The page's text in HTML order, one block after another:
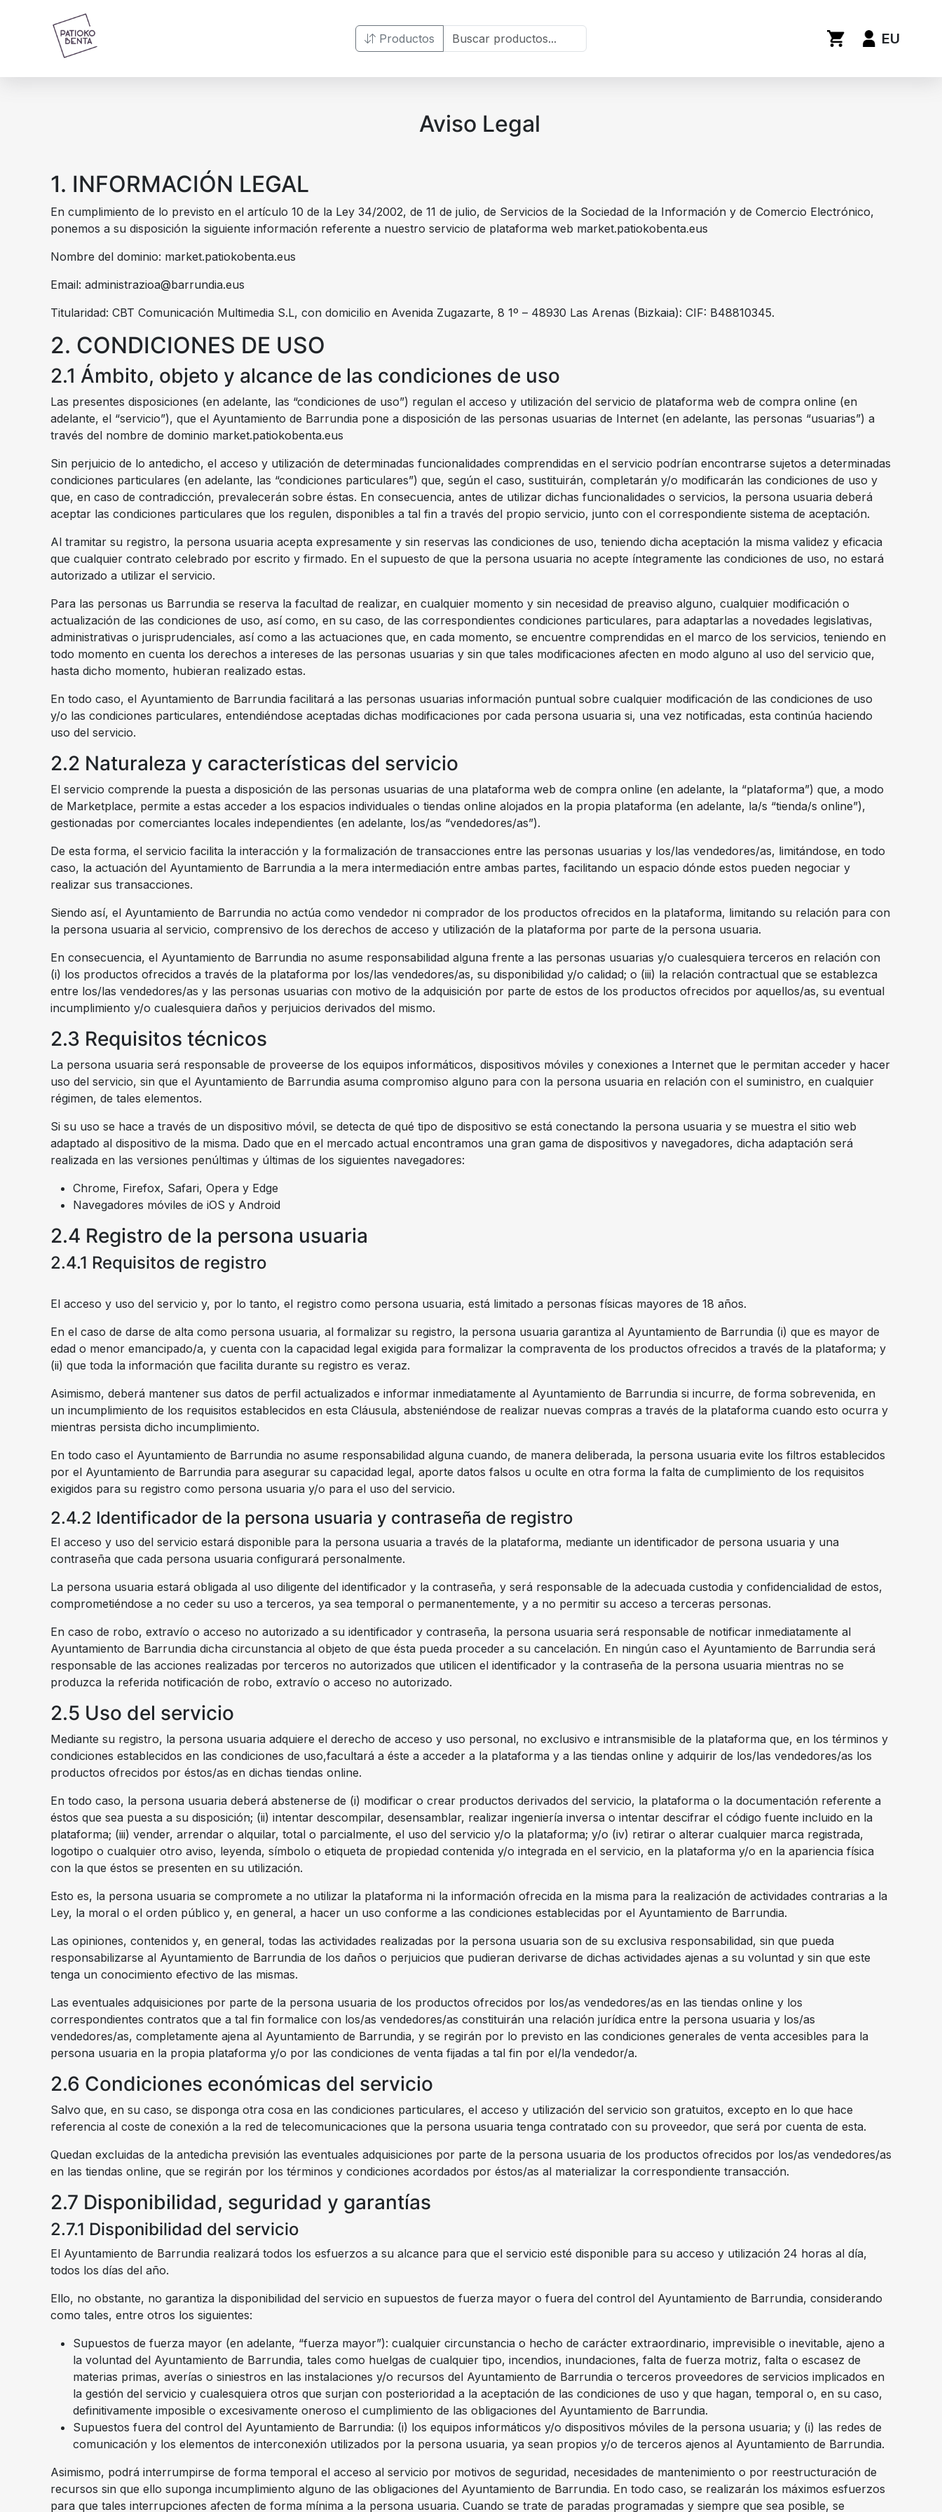
Productos EU
Aviso Legal
1. INFORMACIÓN LEGAL
En cumplimiento de lo previsto en el artículo 10 de la Ley 34/2002, de 11 de julio, de Servicios de la Sociedad de la Información y de Comercio Electrónico,
ponemos a su disposición la siguiente información referente a nuestro servicio de plataforma web market.patiokobenta.eus
Nombre del dominio: market.patiokobenta.eus
Email: administrazioa@barrundia.eus
Titularidad: CBT Comunicación Multimedia S.L, con domicilio en Avenida Zugazarte, 8 1º – 48930 Las Arenas (Bizkaia): CIF: B48810345.
2. CONDICIONES DE USO
2.1 Ámbito, objeto y alcance de las condiciones de uso
Las presentes disposiciones (en adelante, las “condiciones de uso”) regulan el acceso y utilización del servicio de plataforma web de compra online (en
adelante, el “servicio”), que el Ayuntamiento de Barrundia pone a disposición de las personas usuarias de Internet (en adelante, las personas “usuarias”) a
través del nombre de dominio market.patiokobenta.eus
Sin perjuicio de lo antedicho, el acceso y utilización de determinadas funcionalidades comprendidas en el servicio podrían encontrarse sujetos a determinadas
condiciones particulares (en adelante, las “condiciones particulares”) que, según el caso, sustituirán, completarán y/o modificarán las condiciones de uso y
que, en caso de contradicción, prevalecerán sobre éstas. En consecuencia, antes de utilizar dichas funcionalidades o servicios, la persona usuaria deberá
aceptar las condiciones particulares que los regulen, disponibles a tal fin a través del propio servicio, junto con el correspondiente sistema de aceptación.
Al tramitar su registro, la persona usuaria acepta expresamente y sin reservas las condiciones de uso, teniendo dicha aceptación la misma validez y eficacia
que cualquier contrato celebrado por escrito y firmado. En el supuesto de que la persona usuaria no acepte íntegramente las condiciones de uso, no estará
autorizado a utilizar el servicio.
Para las personas us Barrundia se reserva la facultad de realizar, en cualquier momento y sin necesidad de preaviso alguno, cualquier modificación o
actualización de las condiciones de uso, así como, en su caso, de las correspondientes condiciones particulares, para adaptarlas a novedades legislativas,
administrativas o jurisprudenciales, así como a las actuaciones que, en cada momento, se encuentre comprendidas en el marco de los servicios, teniendo en
todo momento en cuenta los derechos a intereses de las personas usuarias y sin que tales modificaciones afecten en modo alguno al uso del servicio que,
hasta dicho momento, hubieran realizado estas.
En todo caso, el Ayuntamiento de Barrundia facilitará a las personas usuarias información puntual sobre cualquier modificación de las condiciones de uso
y/o las condiciones particulares, entendiéndose aceptadas dichas modificaciones por cada persona usuaria si, una vez notificadas, esta continúa haciendo
uso del servicio.
2.2 Naturaleza y características del servicio
El servicio comprende la puesta a disposición de las personas usuarias de una plataforma web de compra online (en adelante, la “plataforma”) que, a modo
de Marketplace, permite a estas acceder a los espacios individuales o tiendas online alojados en la propia plataforma (en adelante, la/s “tienda/s online”),
gestionadas por comerciantes locales independientes (en adelante, los/as “vendedores/as”).
De esta forma, el servicio facilita la interacción y la formalización de transacciones entre las personas usuarias y los/las vendedores/as, limitándose, en todo
caso, la actuación del Ayuntamiento de Barrundia a la mera intermediación entre ambas partes, facilitando un espacio dónde estos pueden negociar y
realizar sus transacciones.
Siendo así, el Ayuntamiento de Barrundia no actúa como vendedor ni comprador de los productos ofrecidos en la plataforma, limitando su relación para con
la persona usuaria al servicio, comprensivo de los derechos de acceso y utilización de la plataforma por parte de la persona usuaria.
En consecuencia, el Ayuntamiento de Barrundia no asume responsabilidad alguna frente a las personas usuarias y/o cualesquiera terceros en relación con
(i) los productos ofrecidos a través de la plataforma por los/las vendedores/as, su disponibilidad y/o calidad; o (iii) la relación contractual que se establezca
entre los/las vendedores/as y las personas usuarias con motivo de la adquisición por parte de estos de los productos ofrecidos por aquellos/as, su eventual
incumplimiento y/o cualesquiera daños y perjuicios derivados del mismo.
2.3 Requisitos técnicos
La persona usuaria será responsable de proveerse de los equipos informáticos, dispositivos móviles y conexiones a Internet que le permitan acceder y hacer
uso del servicio, sin que el Ayuntamiento de Barrundia asuma compromiso alguno para con la persona usuaria en relación con el suministro, en cualquier
régimen, de tales elementos.
Si su uso se hace a través de un dispositivo móvil, se detecta de qué tipo de dispositivo se está conectando la persona usuaria y se muestra el sitio web
adaptado al dispositivo de la misma. Dado que en el mercado actual encontramos una gran gama de dispositivos y navegadores, dicha adaptación será
realizada en las versiones penúltimas y últimas de los siguientes navegadores:
Chrome, Firefox, Safari, Opera y Edge
Navegadores móviles de iOS y Android
2.4 Registro de la persona usuaria
2.4.1 Requisitos de registro
El acceso y uso del servicio y, por lo tanto, el registro como persona usuaria, está limitado a personas físicas mayores de 18 años.
En el caso de darse de alta como persona usuaria, al formalizar su registro, la persona usuaria garantiza al Ayuntamiento de Barrundia (i) que es mayor de
edad o menor emancipado/a, y cuenta con la capacidad legal exigida para formalizar la compraventa de los productos ofrecidos a través de la plataforma; y
(ii) que toda la información que facilita durante su registro es veraz.
Asimismo, deberá mantener sus datos de perfil actualizados e informar inmediatamente al Ayuntamiento de Barrundia si incurre, de forma sobrevenida, en
un incumplimiento de los requisitos establecidos en esta Cláusula, absteniéndose de realizar nuevas compras a través de la plataforma cuando esto ocurra y
mientras persista dicho incumplimiento.
En todo caso el Ayuntamiento de Barrundia no asume responsabilidad alguna cuando, de manera deliberada, la persona usuaria evite los filtros establecidos
por el Ayuntamiento de Barrundia para asegurar su capacidad legal, aporte datos falsos u oculte en otra forma la falta de cumplimiento de los requisitos
exigidos para su registro como persona usuaria y/o para el uso del servicio.
2.4.2 Identificador de la persona usuaria y contraseña de registro
El acceso y uso del servicio estará disponible para la persona usuaria a través de la plataforma, mediante un identificador de persona usuaria y una
contraseña que cada persona usuaria configurará personalmente.
La persona usuaria estará obligada al uso diligente del identificador y la contraseña, y será responsable de la adecuada custodia y confidencialidad de estos,
comprometiéndose a no ceder su uso a terceros, ya sea temporal o permanentemente, y a no permitir su acceso a terceras personas.
En caso de robo, extravío o acceso no autorizado a su identificador y contraseña, la persona usuaria será responsable de notificar inmediatamente al
Ayuntamiento de Barrundia dicha circunstancia al objeto de que ésta pueda proceder a su cancelación. En ningún caso el Ayuntamiento de Barrundia será
responsable de las acciones realizadas por terceros no autorizados que utilicen el identificador y la contraseña de la persona usuaria mientras no se
produzca la referida notificación de robo, extravío o acceso no autorizado.
2.5 Uso del servicio
Mediante su registro, la persona usuaria adquiere el derecho de acceso y uso personal, no exclusivo e intransmisible de la plataforma que, en los términos y
condiciones establecidos en las condiciones de uso,facultará a éste a acceder a la plataforma y a las tiendas online y adquirir de los/las vendedores/as los
productos ofrecidos por éstos/as en dichas tiendas online.
En todo caso, la persona usuaria deberá abstenerse de (i) modificar o crear productos derivados del servicio, la plataforma o la documentación referente a
éstos que sea puesta a su disposición; (ii) intentar descompilar, desensamblar, realizar ingeniería inversa o intentar descifrar el código fuente incluido en la
plataforma; (iii) vender, arrendar o alquilar, total o parcialmente, el uso del servicio y/o la plataforma; y/o (iv) retirar o alterar cualquier marca registrada,
logotipo o cualquier otro aviso, leyenda, símbolo o etiqueta de propiedad contenida y/o integrada en el servicio, en la plataforma y/o en la apariencia física
con la que éstos se presenten en su utilización.
Esto es, la persona usuaria se compromete a no utilizar la plataforma ni la información ofrecida en la misma para la realización de actividades contrarias a la
Ley, la moral o el orden público y, en general, a hacer un uso conforme a las condiciones establecidas por el Ayuntamiento de Barrundia.
Las opiniones, contenidos y, en general, todas las actividades realizadas por la persona usuaria son de su exclusiva responsabilidad, sin que pueda
responsabilizarse al Ayuntamiento de Barrundia de los daños o perjuicios que pudieran derivarse de dichas actividades ajenas a su voluntad y sin que este
tenga un conocimiento efectivo de las mismas.
Las eventuales adquisiciones por parte de la persona usuaria de los productos ofrecidos por los/as vendedores/as en las tiendas online y los
correspondientes contratos que a tal fin formalice con los/as vendedores/as constituirán una relación jurídica entre la persona usuaria y los/as
vendedores/as, completamente ajena al Ayuntamiento de Barrundia, y se regirán por lo previsto en las condiciones generales de venta accesibles para la
persona usuaria en la propia plataforma y/o por las condiciones de venta fijadas a tal fin por el/la vendedor/a.
2.6 Condiciones económicas del servicio
Salvo que, en su caso, se disponga otra cosa en las condiciones particulares, el acceso y utilización del servicio son gratuitos, excepto en lo que hace
referencia al coste de conexión a la red de telecomunicaciones que la persona usuaria tenga contratado con su proveedor, que será por cuenta de esta.
Quedan excluidas de la antedicha previsión las eventuales adquisiciones por parte de la persona usuaria de los productos ofrecidos por los/as vendedores/as
en las tiendas online, que se regirán por los términos y condiciones acordados por éstos/as al materializar la correspondiente transacción.
2.7 Disponibilidad, seguridad y garantías
2.7.1 Disponibilidad del servicio
El Ayuntamiento de Barrundia realizará todos los esfuerzos a su alcance para que el servicio esté disponible para su acceso y utilización 24 horas al día,
todos los días del año.
Ello, no obstante, no garantiza la disponibilidad del servicio en supuestos de fuerza mayor o fuera del control del Ayuntamiento de Barrundia, considerando
como tales, entre otros los siguientes:
Supuestos de fuerza mayor (en adelante, “fuerza mayor”): cualquier circunstancia o hecho de carácter extraordinario, imprevisible o inevitable, ajeno a
la voluntad del Ayuntamiento de Barrundia, tales como huelgas de cualquier tipo, incendios, inundaciones, falta de fuerza motriz, falta o escasez de
materias primas, averías o siniestros en las instalaciones y/o recursos del Ayuntamiento de Barrundia o terceros proveedores de servicios implicados en
la gestión del servicio y cualesquiera otros que surjan con posterioridad a la aceptación de las condiciones de uso y que hagan, temporal o, en su caso,
definitivamente imposible o excesivamente oneroso el cumplimiento de las obligaciones del Ayuntamiento de Barrundia.
Supuestos fuera del control del Ayuntamiento de Barrundia: (i) los equipos informáticos y/o dispositivos móviles de la persona usuaria; y (i) las redes de
comunicación y los elementos de interconexión utilizados por la persona usuaria, ya sean propios y/o de terceros ajenos al Ayuntamiento de Barrundia.
Asimismo, podrá interrumpirse de forma temporal el acceso al servicio por motivos de seguridad, necesidades de mantenimiento o por reestructuración de
recursos sin que ello suponga incumplimiento alguno de las obligaciones del Ayuntamiento de Barrundia. En todo caso, se realizarán los máximos esfuerzos
para que tales interrupciones afecten de forma mínima a la persona usuaria. Cuando se trate de paradas programadas y siempre que sea posible, se